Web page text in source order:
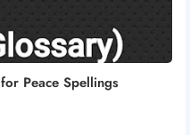
Peace Spellings